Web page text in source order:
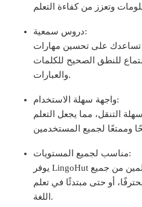
دروس سمعية:
تساعدك على تحسين مهارات
للنطق الصحيح للكلمات
والعبارات.
واجهة سهلة الاستخدام:
التنقل، مما يجعل التعلم
مناسب لجميع المستويات:
يوفر LingoHut محتوى يناسب احتياجات المتعلمين من جميع
أو حتى مبتدئًا في تعلم
اللغة.